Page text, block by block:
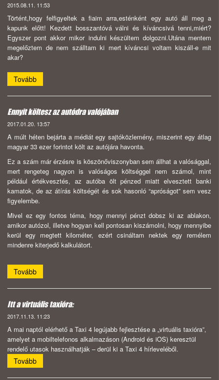
2015.08.11. 11:53
Történt,hogy felfigyeltek a fiaim arra,esténként egy autó áll meg a
kapunk előtt! Kezdett bosszantóvá válni és kíváncsivá tenni,miért?
Egyszer pont akkor mikor indulni készültem dolgozni.Utána mentem
megelőztem de nem szálltam ki mert kíváncsi voltam kiszáll-e mit
akar?
Tovább
Ennyit költesz az autódra valójában
2017.01.20. 13:57
A múlt héten bejárta a médiát egy sajtóközlemény, miszerint egy átlag
magyar 33 ezer forintot költ az autójára havonta.
Ez a szám már érzésre is köszönőviszonyban sem állhat a valósággal,
mert rengeteg nagyon is valóságos költséggel nem számol, mint
például értékvesztés, az autóba ölt pénzed miatt elvesztett banki
kamatok, de az átírás költségét és sok hasonló “apróságot” sem vesz
figyelembe.
Mivel ez egy fontos téma, hogy mennyi pénzt dobsz ki az ablakon,
amikor autózol, illetve hogyan kell pontosan kiszámolni, hogy mennyibe
kerül egy megtett kilométer, ezért csináltam nektek egy remélem
mindenre kiterjedő kalkulátort.
Tovább
Itt a virtuális taxióra:
2017.11.13. 11:23
A mai naptól elérhető a Taxi 4 legújabb fejlesztése a „virtuális taxióra”,
amelyet a mobiltelefonos alkalmazáson (Android és iOS) keresztül
rendelő utasok használhatják – derül ki a Taxi 4 hírleveléből.
Tovább